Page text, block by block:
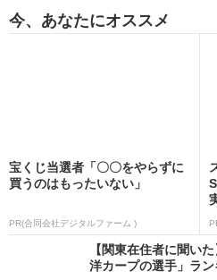
今、あなたにオススメ
宝くじ当選者「〇〇をやらずに
買うのはもったいない」
PR(合同会社デジタルファーム )
【関東在住者に聞い
洋カープの選手」ラ